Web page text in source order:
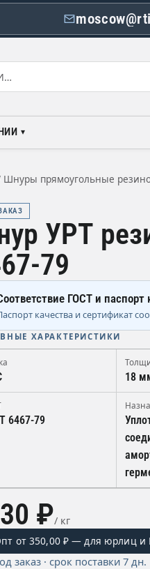
Шнуры прямоугольные
УРТ
79
ГОСТ и паспорт
качества и сертификат
ХАРАКТЕРИСТИКИ
18
6467-79
₽/ кг
от 350,00 ₽ — для юрлиц и
заказ · срок поставки 7 дн.